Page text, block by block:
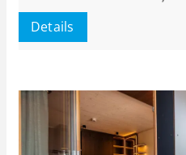
Details